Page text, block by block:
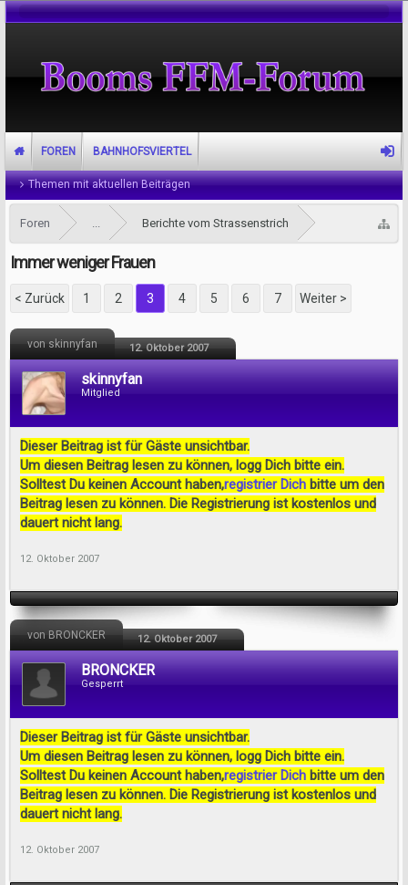
Foren ... Berichte vom Strassenstrich
Immer weniger Frauen
< Zurück 1 2 3 4 5 6 7 Weiter >
von skinnyfan 12. Oktober 2007
skinnyfan
Mitglied
Dieser Beitrag ist für Gäste unsichtbar.
Um diesen Beitrag lesen zu können, logg Dich bitte ein.
Solltest Du keinen Account haben,registrier Dich bitte um den
Beitrag lesen zu können. Die Registrierung ist kostenlos und
dauert nicht lang.
12. Oktober 2007
von BRONCKER 12. Oktober 2007
BRONCKER
Gesperrt
Dieser Beitrag ist für Gäste unsichtbar.
Um diesen Beitrag lesen zu können, logg Dich bitte ein.
Solltest Du keinen Account haben,registrier Dich bitte um den
Beitrag lesen zu können. Die Registrierung ist kostenlos und
dauert nicht lang.
12. Oktober 2007
FOREN
Themen mit aktuellen Beiträgen
BAHNHOFSVIERTEL